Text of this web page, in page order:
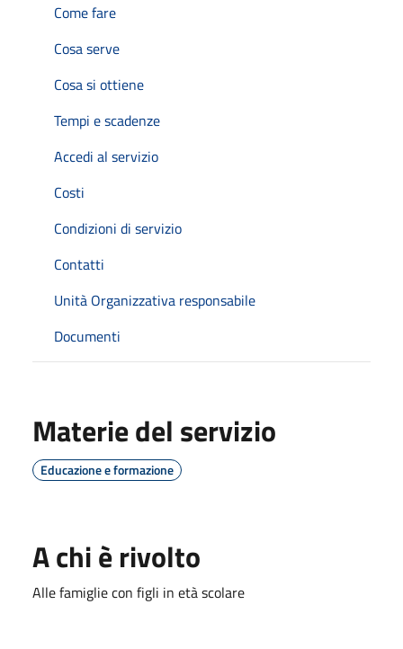
Come fare
Cosa serve
Cosa si ottiene
Tempi e scadenze
Accedi al servizio
Costi
Condizioni di servizio
Contatti
Unità Organizzativa responsabile
Documenti
Materie del servizio
Educazione e formazione
A chi è rivolto
Alle famiglie con figli in età scolare